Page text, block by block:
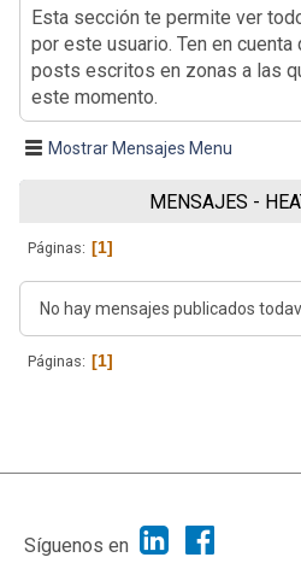
Esta sección te permite ver
por este usuario. Ten en
posts escritos en zonas a las
este momento.
Mostrar Mensajes Menu
MENSAJES -
Páginas 1
No hay mensajes publicados
Páginas 1
|
Síguenos en